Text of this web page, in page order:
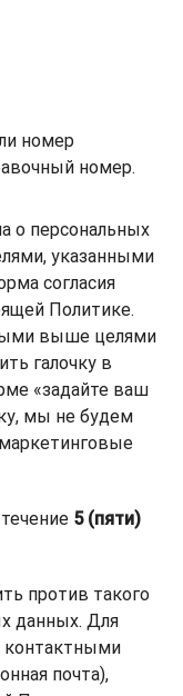
номер
номер.
о персональных
указанными
согласия
Политике.
выше целями
галочку в
«задайте ваш
мы не будем
5 (пяти)
против такого
данных. Для
контактными
почта),